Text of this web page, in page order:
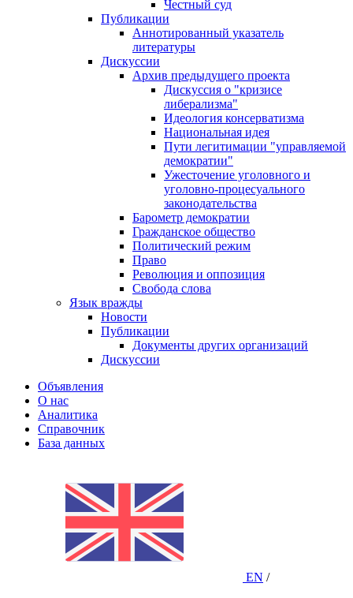
Честный суд
Публикации
Аннотированный указатель
литературы
Дискуссии
Архив предыдущего проекта
Дискуссия о "кризисе
либерализма"
Идеология консерватизма
Национальная идея
Пути легитимации "управляемой
демократии"
Ужесточение уголовного и
уголовно-процесуального
законодательства
Барометр демократии
Гражданское общество
Политический режим
Право
Революция и оппозиция
Свобода слова
Язык вражды
Новости
Публикации
Документы других организаций
Дискуссии
Объявления
О нас
Аналитика
Справочник
База данных
EN /